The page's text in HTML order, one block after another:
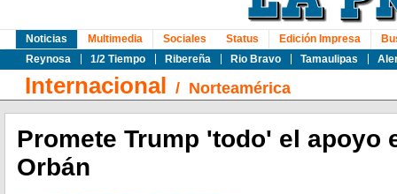
Noticias
Reynosa
1/2 Tiempo Ribereña Rio Bravo Tamaulipas
Multimedia Sociales Status Edición Impresa
Internacional / Norteamérica
Promete Trump 'todo' el apoyo
Orbán